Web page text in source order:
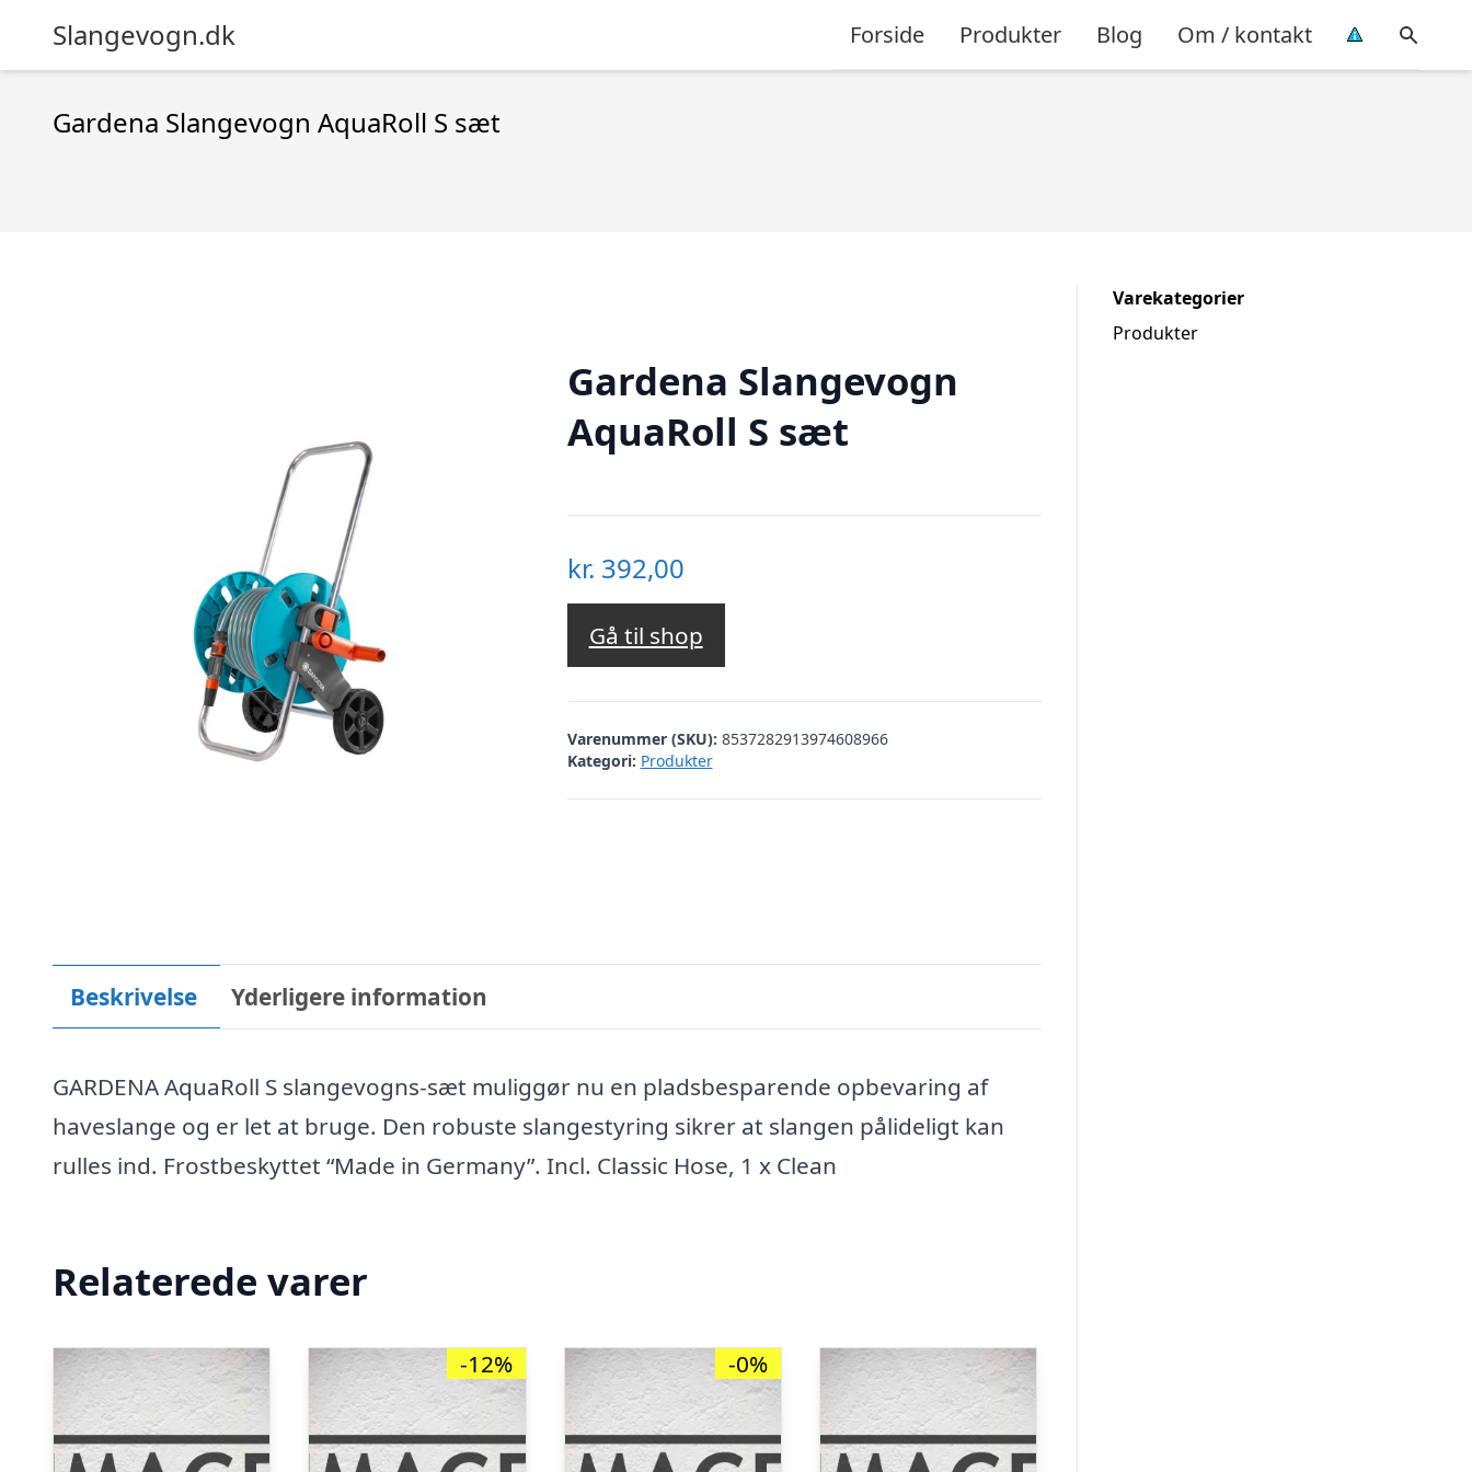
Slangevogn.dk Forside Produkter Blog Om / kontakt
Gardena Slangevogn AquaRoll S sæt
Gardena Slangevogn
AquaRoll S sæt
kr. 392,00
Gå til shop
Varenummer (SKU): 8537282913974608966
Kategori: Produkter
Beskrivelse Yderligere information
GARDENA AquaRoll S slangevogns-sæt muliggør nu en pladsbesparende opbevaring af
haveslange og er let at bruge. Den robuste slangestyring sikrer at slangen pålideligt kan
rulles ind. Frostbeskyttet “Made in Germany”. Incl. Classic Hose, 1 x Clean
Relaterede varer
-12% -0%
Varekategorier
Produkter